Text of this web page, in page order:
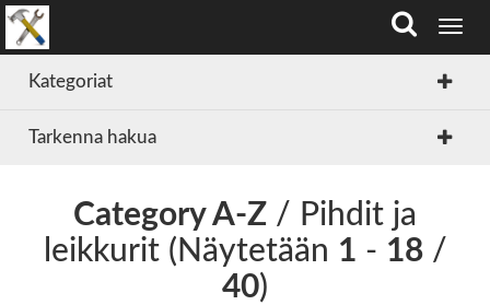
T
e
Kategoriat
Tarkenna hakua
Category A-Z / Pihdit ja
leikkurit (Näytetään 1 - 18/
40)